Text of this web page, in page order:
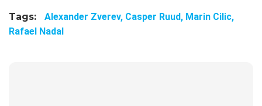
Tags: Alexander Zverev, Casper Ruud, Marin Cilic,
Rafael Nadal